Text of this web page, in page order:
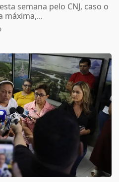
semana pelo CNJ, caso o
máxima,...